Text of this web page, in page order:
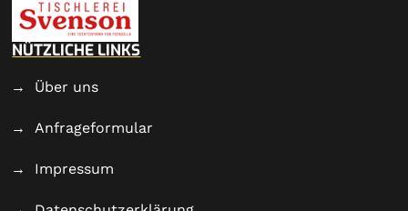
NÜTZLICHE LINKS
Über uns
Anfrageformular
Impressum